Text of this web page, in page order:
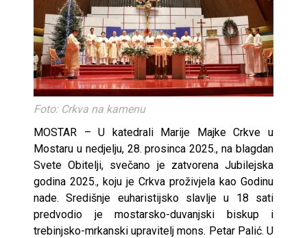
Foto: Crkva na kamenu
MOSTAR – U katedrali Marije Majke Crkve u
Mostaru u nedjelju, 28. prosinca 2025., na blagdan
Svete Obitelji, svečano je zatvorena Jubilejska
godina 2025., koju je Crkva proživjela kao Godinu
nade. Središnje euharistijsko slavlje u 18 sati
predvodio je mostarsko-duvanjski biskup i
trebinjsko-mrkanski upravitelj mons. Petar Palić. U